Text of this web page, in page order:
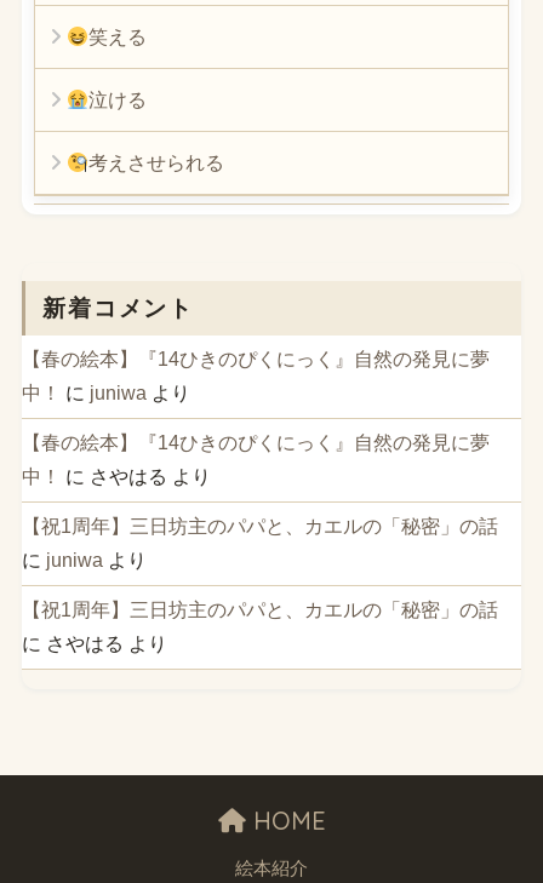
笑える
泣ける
考えさせられる
新着コメント
【春の絵本】『14ひきのぴくにっく』自然の発見に夢
中！
に juniwa より
【春の絵本】『14ひきのぴくにっく』自然の発見に夢
中！
に さやはる より
【祝1周年】三日坊主のパパと、カエルの「秘密」の話
に juniwa より
【祝1周年】三日坊主のパパと、カエルの「秘密」の話
に さやはる より
HOME
絵本紹介